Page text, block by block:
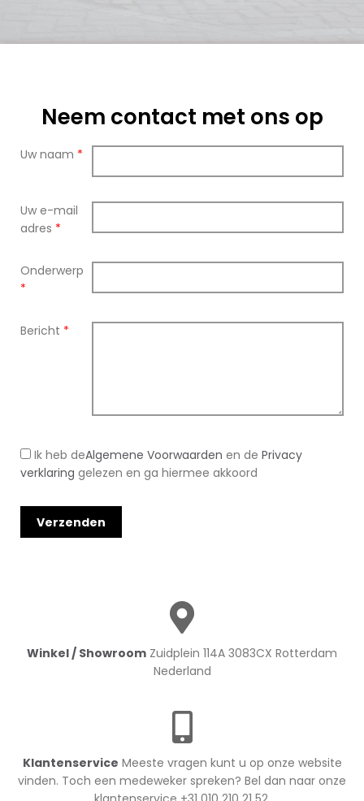
Neem contact met ons op
Uw naam *
Uw e-mail
adres *
Onderwerp
*
Bericht *
Ik heb deAlgemene Voorwaarden en de Privacy
verklaring gelezen en ga hiermee akkoord
Winkel / Showroom Zuidplein 114A 3083CX Rotterdam
Nederland
Klantenservice Meeste vragen kunt u op onze website
vinden. Toch een medeweker spreken? Bel dan naar onze